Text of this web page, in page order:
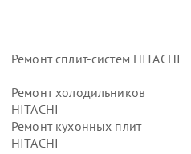
Ремонт сплит-систем HITACHI
Ремонт холодильников
HITACHI
Ремонт кухонных плит
HITACHI